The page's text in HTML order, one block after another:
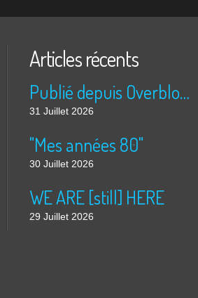
Articles récents
Publié depuis Overblog et Facebook
31 Juillet 2026
"Mes années 80"
30 Juillet 2026
WE ARE [still] HERE
29 Juillet 2026